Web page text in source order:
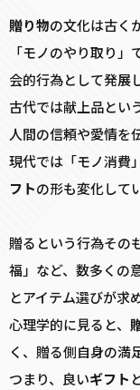
贈り物の文化は古く
「モノのやり取り
会的行為として発展
古代では献上品とい
人間の信頼や愛情を
現代では「モノ消費
フトの形も変化して
贈るという行為その
福」など、数多くの
とアイテム選びが求
心理学的に見ると、
く、贈る側自身の満
つまり、良いギフト